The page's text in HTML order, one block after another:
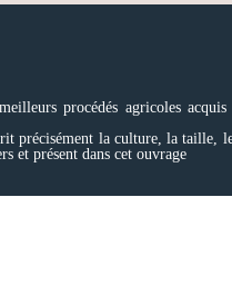
procédés agricoles
précisément la culture, la taille,
et présent dans cet ouvrage